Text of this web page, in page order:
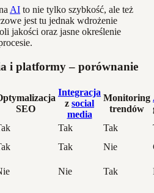
AI to nie tylko szybkość, ale też
jest tu jednak wdrożenie
jakości oraz jasne określenie
i platformy – porównanie
SEO
Integracja
z social
media
Monitoring
trendów
Tak Tak
Tak Nie
Nie Tak